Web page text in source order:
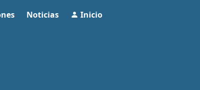
Noticias Inicio